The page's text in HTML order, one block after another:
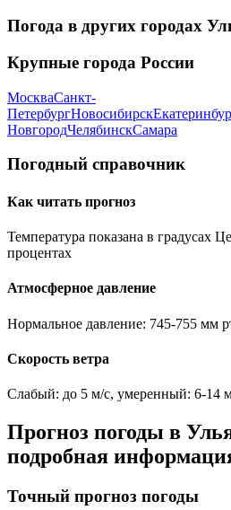
Погода в других городах
Крупные города России
МоскваСанкт-
ПетербургНовосибирск
НовгородЧелябинскСамара
Погодный справочник
Как читать прогноз
Температура показана в градусах
процентах
Атмосферное давление
Нормальное давление: 745-755 мм
Скорость ветра
Слабый: до 5 м/с, умеренный: 6-14
Прогноз погоды в
подробная
Точный прогноз погоды